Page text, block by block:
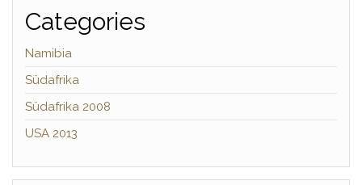
Categories
Namibia
Südafrika
Südafrika 2008
USA 2013